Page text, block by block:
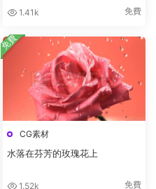
1.41k 免費
CG素材
水落在芬芳的玫瑰花上
1.52k 免費
免費